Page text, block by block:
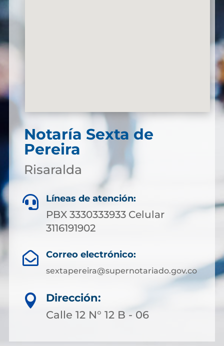
Notaría Sexta de
Pereira
Risaralda
 Líneas de atención:
PBX 3330333933 Celular
3116191902
 Correo electrónico:
sextapereira@supernotariado.gov.co

Dirección:
Calle 12 N° 12 B - 06